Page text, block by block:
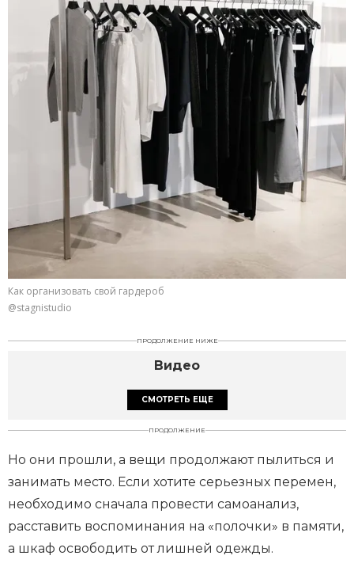
Как организовать свой гардероб
@stagnistudio
ПРОДОЛЖЕНИЕ НИЖЕ
Видео
СМОТРЕТЬ ЕЩЕ
ПРОДОЛЖЕНИЕ
Но они прошли, а вещи продолжают пылиться и
занимать место. Если хотите серьезных перемен,
необходимо сначала провести самоанализ,
расставить воспоминания на «полочки» в памяти,
а шкаф освободить от лишней одежды.